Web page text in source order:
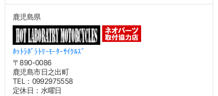
鹿児島県
ﾎｯﾄﾗﾎﾞﾗﾄﾘｰﾓｰﾀｰｻｲｸﾙｽﾞ
〒890-0086
鹿児島市日之出町
TEL：0992975558
定休日：水曜日